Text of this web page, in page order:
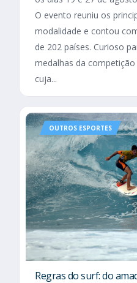
O evento reuniu os
modalidade e contou
de 202 países. Curioso
medalhas da
cuja...
OUTROS ESPORTES
Regras do surf: do